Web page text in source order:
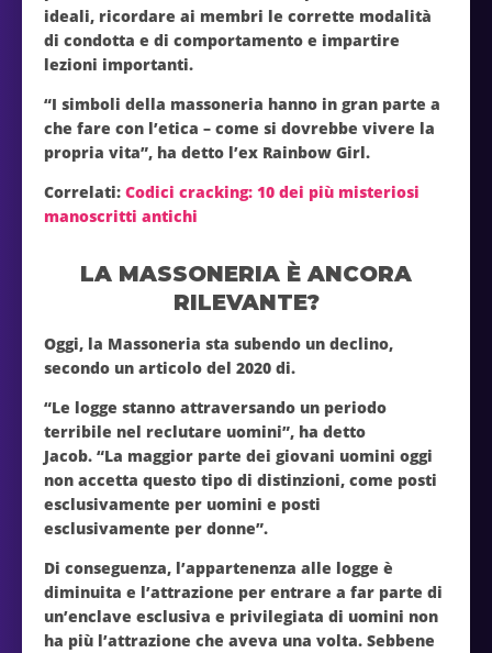
ideali, ricordare ai membri le corrette modalità
di condotta e di comportamento e impartire
lezioni importanti.
“I simboli della massoneria hanno in gran parte a
che fare con l’etica – come si dovrebbe vivere la
propria vita”, ha detto l’ex Rainbow Girl.
Correlati: Codici cracking: 10 dei più misteriosi
manoscritti antichi
LA MASSONERIA È ANCORA
RILEVANTE?
Oggi, la Massoneria sta subendo un declino,
secondo un articolo del 2020 di.
“Le logge stanno attraversando un periodo
terribile nel reclutare uomini”, ha detto
Jacob. “La maggior parte dei giovani uomini oggi
non accetta questo tipo di distinzioni, come posti
esclusivamente per uomini e posti
esclusivamente per donne”.
Di conseguenza, l’appartenenza alle logge è
diminuita e l’attrazione per entrare a far parte di
un’enclave esclusiva e privilegiata di uomini non
ha più l’attrazione che aveva una volta. Sebbene